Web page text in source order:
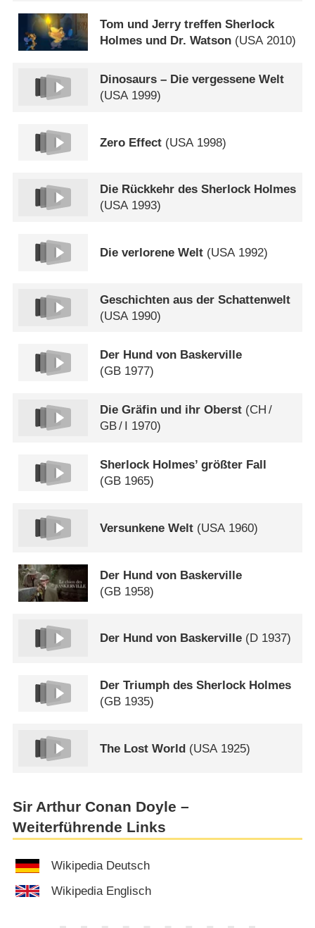
Tom und Jerry treffen Sherlock
Holmes und Dr. Watson (USA 2010)
Dinosaurs – Die vergessene Welt
(USA1999)
Zero Effect (USA 1998)
Die Rückkehr des Sherlock Holmes
(USA1993)
Die verlorene Welt (USA1992)
Geschichten aus der Schattenwelt
(USA 1990)
Der Hund von Baskerville
(GB 1977)
Die Gräfin und ihr Oberst (CH /
GB/ I 1970)
Sherlock Holmes’ größter Fall
(GB 1965)
Versunkene Welt (USA1960)
Der Hund von Baskerville
(GB 1958)
Der Hund von Baskerville (D 1937)
Der Triumph des Sherlock Holmes
(GB 1935)
The Lost World (USA 1925)
Sir Arthur Conan Doyle –
Weiterführende Links
Wikipedia Deutsch
Wikipedia Englisch